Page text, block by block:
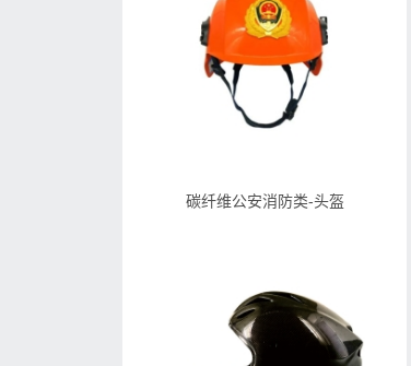
碳纤维公安消防类-头盔